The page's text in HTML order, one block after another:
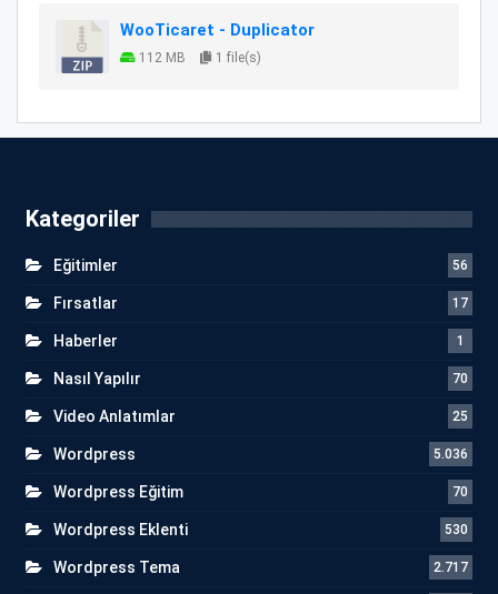
WooTicaret - Duplicator
112 MB 1 file(s)
Kategoriler
Eğitimler 56
Fırsatlar 17
Haberler 1
Nasıl Yapılır 70
Video Anlatımlar 25
Wordpress 5.036
Wordpress Eğitim 70
Wordpress Eklenti 530
Wordpress Tema 2.717